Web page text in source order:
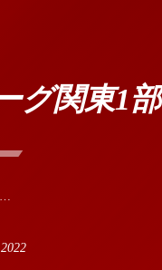
グ関東1部
2022